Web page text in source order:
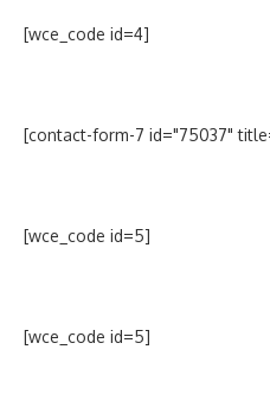
[wce_code id=4]
[contact-form-7 id="75037"
[wce_code id=5]
[wce_code id=5]